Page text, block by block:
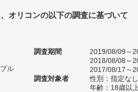
オリコンの以下の調査に基づいて
ル
調査期間
2019/08/09～
2018/08/08～
2017/08/17～
調査対象者
性別：指定なし
年齢：18歳以上